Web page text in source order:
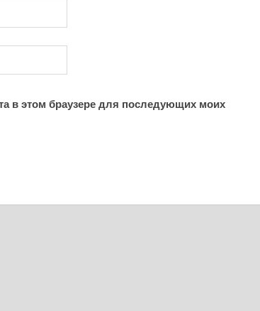
в этом браузере для последующих моих